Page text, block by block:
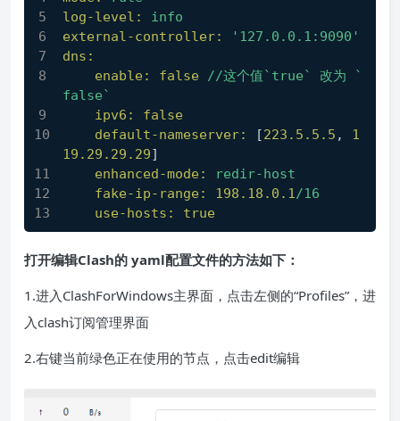
log-level:
info
external-controller:
'127.0.0.1:9090'
dns:
enable:
false //这个值`true` 改为
`
false`
ipv6:
false
default-nameserver:
[223.5 .5 .5 , 1
19.29 .29 .29]
enhanced-mode:
redir-host
fake-ip-range:
198.18 .0 .1/16
use-hosts:
true
打开编辑Clash的 yaml配置文件的方法如下：
1.进入ClashForWindows主界面，点击左侧的“Profiles”，进
入clash订阅管理界面
2.右键当前绿色正在使用的节点，点击edit编辑